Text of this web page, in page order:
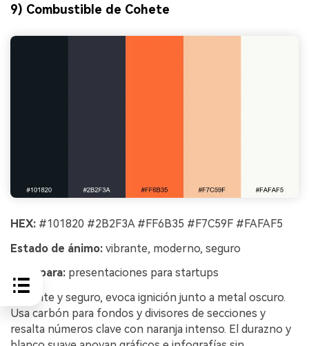
9) Combustible de Cohete
HEX: #101820 #2B2F3A #FF6B35 #F7C59F #FAFAF5
Estado de ánimo: vibrante, moderno, seguro
Ideal para: presentaciones para startups
Vibrante y seguro, evoca ignición junto a metal oscuro.
Usa carbón para fondos y divisores de secciones y
resalta números clave con naranja intenso. El durazno y